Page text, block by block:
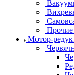
Мотор-